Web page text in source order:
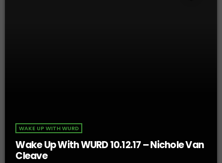
WAKE UP WITH WURD
Wake Up With WURD 10.12.17 – Nichole Van
Cleave